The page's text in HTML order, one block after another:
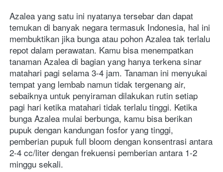
Azalea yang satu ini nyatanya tersebar dan dapat
temukan di banyak negara termasuk Indonesia, hal ini
membuktikan jika bunga atau pohon Azalea tak terlalu
repot dalam perawatan. Kamu bisa menempatkan
tanaman Azalea di bagian yang hanya terkena sinar
matahari pagi selama 3-4 jam. Tanaman ini menyukai
tempat yang lembab namun tidak tergenang air,
sebaiknya untuk penyiraman dilakukan rutin setiap
pagi hari ketika matahari tidak terlalu tinggi. Ketika
bunga Azalea mulai berbunga, kamu bisa berikan
pupuk dengan kandungan fosfor yang tinggi,
pemberian pupuk full bloom dengan konsentrasi antara
2-4 cc/liter dengan frekuensi pemberian antara 1-2
minggu sekali.